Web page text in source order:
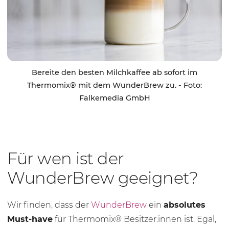
Bereite den besten Milchkaffee ab sofort im
Thermomix® mit dem WunderBrew zu. - Foto:
Falkemedia GmbH
Für wen ist der
WunderBrew geeignet?
Wir finden, dass der WunderBrew ein absolutes
Must-have für Thermomix® Besitzer:innen ist. Egal,